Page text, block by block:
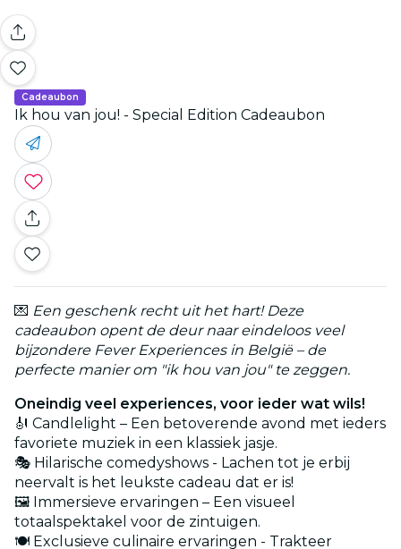
Cadeaubon
Ik hou van jou! - Special Edition Cadeaubon
💌 Een geschenk recht uit het hart! Deze
cadeaubon opent de deur naar eindeloos veel
bijzondere Fever Experiences in België – de
perfecte manier om "ik hou van jou" te zeggen.
Oneindig veel experiences, voor ieder wat wils!
🎻 Candlelight – Een betoverende avond met ieders
favoriete muziek in een klassiek jasje.
🎭 Hilarische comedyshows - Lachen tot je erbij
neervalt is het leukste cadeau dat er is!
🖼️ Immersieve ervaringen – Een visueel
totaalspektakel voor de zintuigen.
🍽️ Exclusieve culinaire ervaringen - Trakteer